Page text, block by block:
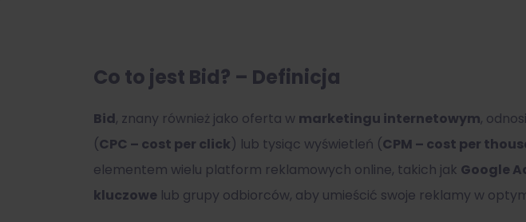
Co to jest Bid? – Definicja
Bid, znany również jako oferta w marketingu internetowym,
(CPC – cost per click) lub tysiąc wyświetleń (CPM – cost per
elementem wielu platform reklamowych online, takich jak Google
kluczowe lub grupy odbiorców, aby umieścić swoje reklamy w